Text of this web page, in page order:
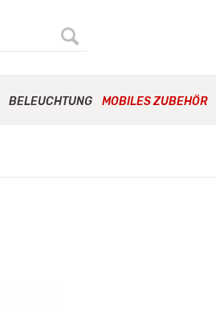
BELEUCHTUNG MOBILES ZUBEHÖR